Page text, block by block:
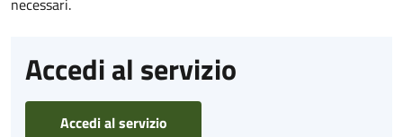
necessari.
Accedi al servizio
Accedi al servizio